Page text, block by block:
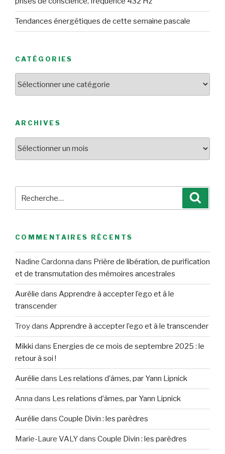
Tendances énergétiques de cette semaine pascale
CATÉGORIES
ARCHIVES
pour
COMMENTAIRES RÉCENTS
Nadine Cardonna dans Prière de libération, de purification
et de transmutation des mémoires ancestrales
Aurélie dans Apprendre à accepter l’ego et à le
transcender
Troydans Apprendre à accepter l’ego et à le transcender
Mikki dans Energies de ce mois de septembre 2025 : le
retour à soi !
Aurélie dans Les relations d’âmes, par Yann Lipnick
Anna dans Les relations d’âmes, par Yann Lipnick
Aurélie dans Couple Divin : les parèdres
Marie-Laure VALYdans Couple Divin : les parèdres